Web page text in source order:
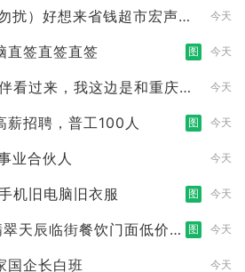
扰）好想来省钱超市宏声桥
今天
直签直签直签 图 今天
看过来，我这边是和重庆本
今天
薪招聘，普工100人 图 今天
业合伙人 今天
机旧电脑旧衣服 图 今天
天辰临街餐饮门面低价转
图 今天
国企长白班 今天